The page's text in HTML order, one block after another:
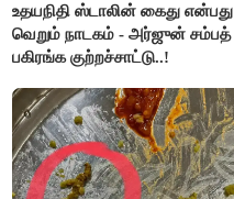
உதயநிதி ஸ்டாலின் கைது என்பது
வெறும் நாடகம் - அர்ஜுன் சம்பத்
பகிரங்க குற்றச்சாட்டு..!